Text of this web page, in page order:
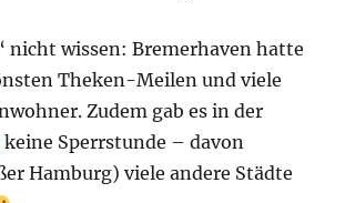
nicht wissen: Bremerhaven hatte
Theken-Meilen und viele
Zudem gab es in der
keine Sperrstunde – davon
Hamburg) viele andere Städte